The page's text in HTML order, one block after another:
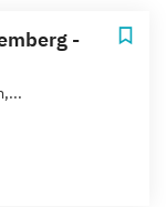
-